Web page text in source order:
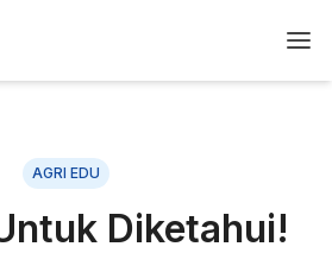
AGRI EDU
Diketahui!